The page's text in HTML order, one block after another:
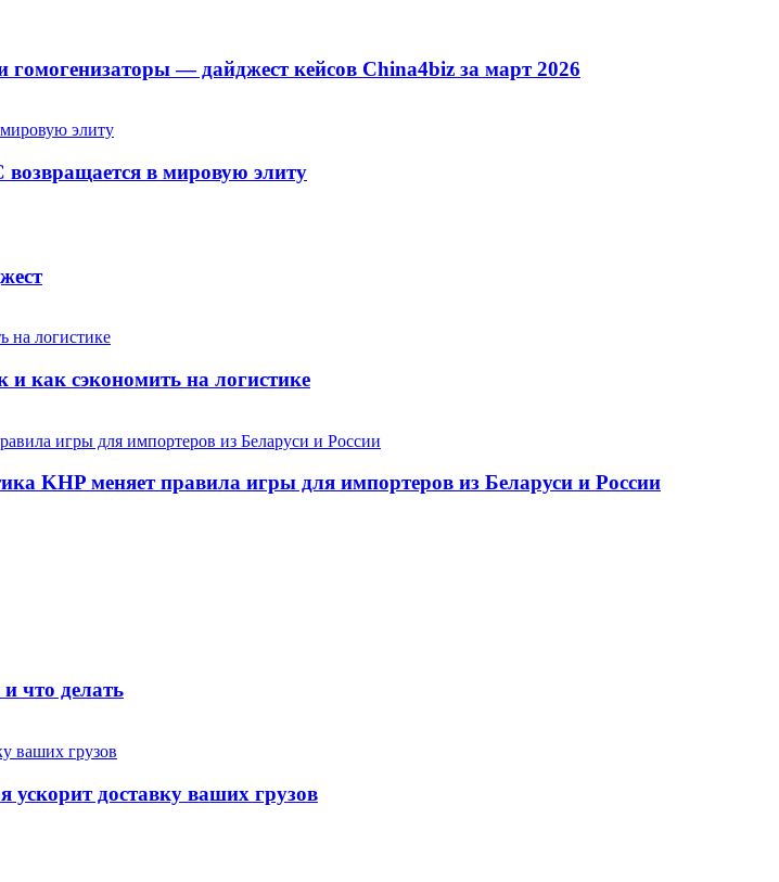
— дайджест кейсов China4biz за март 2026
в мировую элиту
как сэкономить на логистике
KHP меняет правила игры для импортеров из Беларуси и России
что делать
доставку ваших грузов